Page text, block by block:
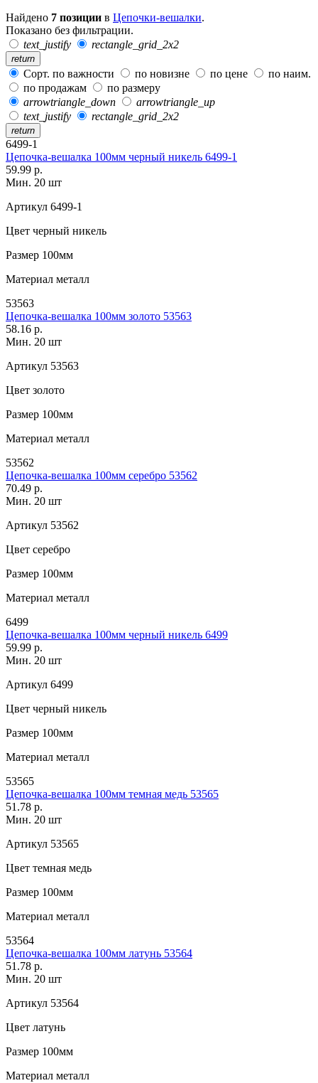
Найдено 7 позиции в Цепочки-вешалки.
Показано без фильтрации.
text_justify
rectangle_grid_2x2
return
Сорт. по важности по новизне по цене
по наим.
по продажам
по размеру
arrowtriangle_down
arrowtriangle_up
text_justify
rectangle_grid_2x2
return
6499-1
Цепочка-вешалка 100мм черный никель 6499-1
59.99 р.
Мин. 20 шт
Артикул 6499-1
Цвет черный никель
Размер 100мм
Материал металл
53563
Цепочка-вешалка 100мм золото 53563
58.16 р.
Мин. 20 шт
Артикул 53563
Цвет золото
Размер 100мм
Материал металл
53562
Цепочка-вешалка 100мм серебро 53562
70.49 р.
Мин. 20 шт
Артикул 53562
Цвет серебро
Размер 100мм
Материал металл
6499
Цепочка-вешалка 100мм черный никель 6499
59.99 р.
Мин. 20 шт
Артикул 6499
Цвет черный никель
Размер 100мм
Материал металл
53565
Цепочка-вешалка 100мм темная медь 53565
51.78 р.
Мин. 20 шт
Артикул 53565
Цвет темная медь
Размер 100мм
Материал металл
53564
Цепочка-вешалка 100мм латунь 53564
51.78 р.
Мин. 20 шт
Артикул 53564
Цвет латунь
Размер 100мм
Материал металл